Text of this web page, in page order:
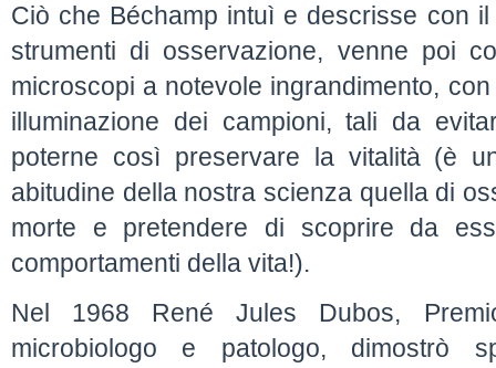
Ciò che Béchamp intuì e descrisse con
strumenti di osservazione, venne poi
microscopi a notevole ingrandimento,
illuminazione dei campioni, tali da
poterne così preservare la vitalità (è
abitudine della nostra scienza quella di
morte e pretendere di scoprire da
comportamenti della vita!).
Nel 1968 René Jules Dubos,
microbiologo e patologo, dimostrò